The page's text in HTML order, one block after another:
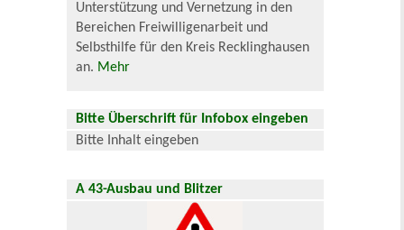
Unterstützung und Vernetzung in den
Bereichen Freiwilligenarbeit und
Selbsthilfe für den Kreis Recklinghausen
an. Mehr
Bitte Überschrift für Infobox eingeben
Bitte Inhalt eingeben
A 43-Ausbau und Blitzer